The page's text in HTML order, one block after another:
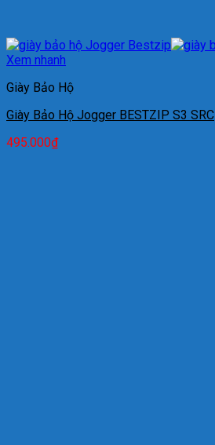
Xem nhanh
Giày Bảo Hộ
Giày Bảo Hộ Jogger BESTZIP S3 SRC
495.000₫